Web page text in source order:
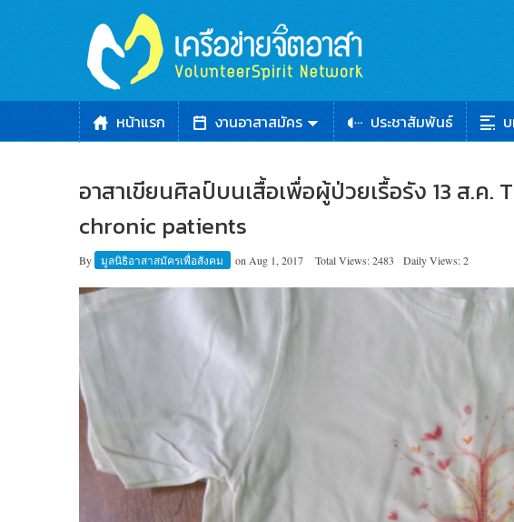
หน้าแรก งานอาสาสมัคร ประชาสัมพันธ์
อาสาเขียนศิลป์บนเสื้อเพื่อผู้ป่วยเรื้อรัง 13 ส.
chronic patients
By มูลนิธิอาสาสมัครเพื่อสังคม on Aug 1, 2017 Total Views: 2483 Daily Views: 2